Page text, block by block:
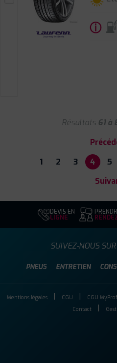
ⓘ
Résultats 61 à
1
2 3 4 5
DEVIS EN
LIGNE
PNEUS ENTRETIEN
SUIVEZ-NOUS SUR
Mentions légales CGU CGU
Contact